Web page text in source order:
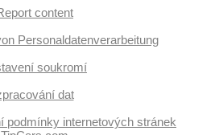
content
Personaldatenverarbeitung
soukromí
dat
podmínky internetových stránek